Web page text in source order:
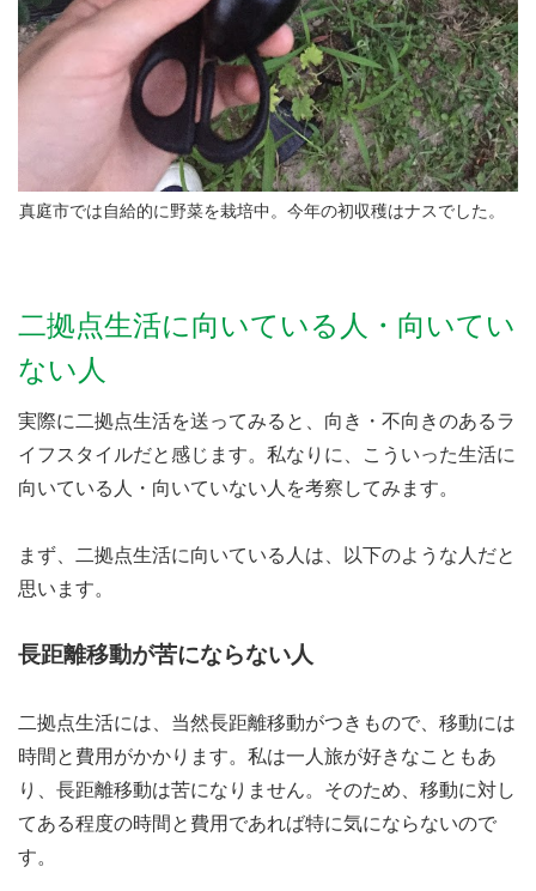
真庭市では自給的に野菜を栽培中。今年の初収穫はナスでした。
二拠点生活に向いている人・向いてい
ない人
実際に二拠点生活を送ってみると、向き・不向きのあるラ
イフスタイルだと感じます。私なりに、こういった生活に
向いている人・向いていない人を考察してみます。
まず、二拠点生活に向いている人は、以下のような人だと
思います。
長距離移動が苦にならない人
二拠点生活には、当然長距離移動がつきもので、移動には
時間と費用がかかります。私は一人旅が好きなこともあ
り、長距離移動は苦になりません。そのため、移動に対し
てある程度の時間と費用であれば特に気にならないので
す。